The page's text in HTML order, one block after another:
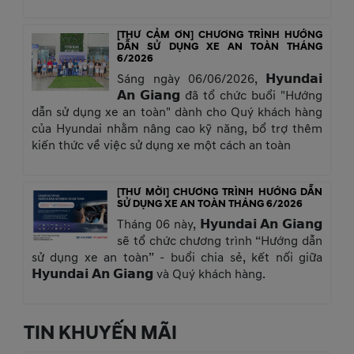
[THƯ CẢM ƠN] CHƯƠNG TRÌNH HƯỚNG
DẪN SỬ DỤNG XE AN TOÀN THÁNG
6/2026
Sáng ngày 06/06/2026, 𝗛𝘆𝘂𝗻𝗱𝗮𝗶
𝗔𝗻 𝗚𝗶𝗮𝗻𝗴 đã tổ chức buổi "Hướng
dẫn sử dụng xe an toàn" dành cho Quý khách hàng
của Hyundai nhằm nâng cao kỹ năng, bổ trợ thêm
kiến thức về việc sử dụng xe một cách an toàn
[THƯ MỜI] CHƯƠNG TRÌNH HƯỚNG DẪN
SỬ DỤNG XE AN TOÀN THÁNG 6/2026
Tháng 06 này, 𝗛𝘆𝘂𝗻𝗱𝗮𝗶 𝗔𝗻 𝗚𝗶𝗮𝗻𝗴
sẽ tổ chức chương trình “Hướng dẫn
sử dụng xe an toàn” - buổi chia sẻ, kết nối giữa
𝗛𝘆𝘂𝗻𝗱𝗮𝗶 𝗔𝗻 𝗚𝗶𝗮𝗻𝗴 và Quý khách hàng.
TIN KHUYẾN MÃI